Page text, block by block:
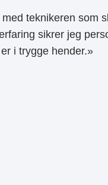
teknikeren som
sikrer jeg
i trygge hender.»